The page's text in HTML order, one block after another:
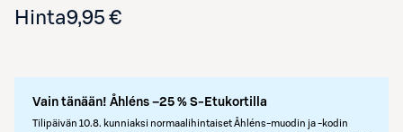
Hinta9,95 €
Vain tänään! Åhléns –25 % S-Etukortilla
Tilipäivän 10.8. kunniaksi normaalihintaiset Åhléns-muodin ja -kodin